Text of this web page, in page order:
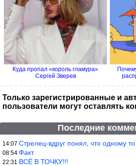
Куда пропал «король гламура»
Сергей Зверев
Только зарегистрированные и
пользователи могут оставлять
Последние
14:07 Стрелец-вдруг понял, что одному то
08:54 Факт.
22:31 ВСЁ В ТОЧКУ!!!